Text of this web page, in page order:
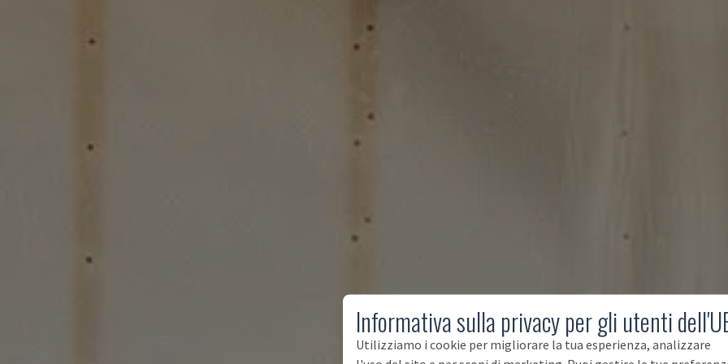
Informativa sulla privacy per gli utenti
Utilizziamo i cookie per migliorare la tua esperienza, analizzare